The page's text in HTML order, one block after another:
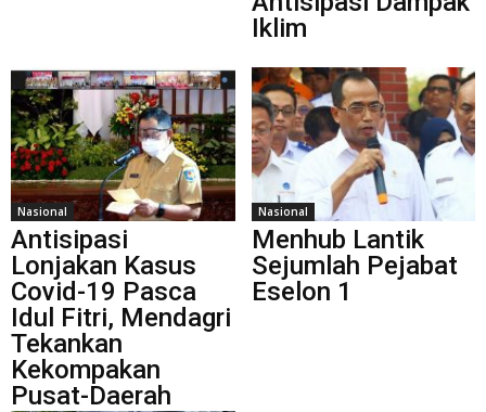
Iklim
Nasional
Antisipasi
Lonjakan Kasus
Covid-19 Pasca
Idul Fitri, Mendagri
Tekankan
Kekompakan
Pusat-Daerah
Nasional
Menhub Lantik
Sejumlah Pejabat
Eselon 1